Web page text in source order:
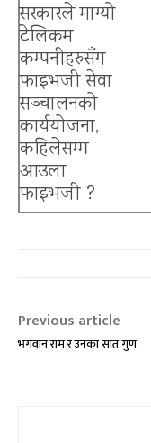
सरकारले माग्यो
टेलिकम
कम्पनीहरुसँग
फाइभजी सेवा
सञ्चालनको
कार्ययोजना,
कहिलेसम्म
आउला
फाइभजी ?
Previous article
भगवान राम र उनका सात गुण